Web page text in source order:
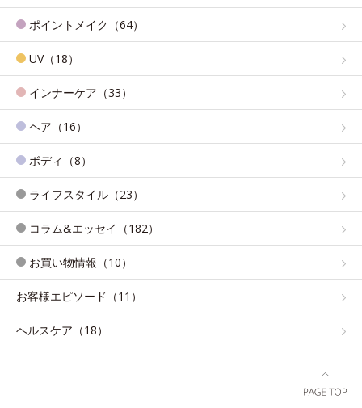
ポイントメイク（64）
UV（18）
インナーケア（33）
ヘア（16）
ボディ（8）
ライフスタイル（23）
コラム&エッセイ（182）
お買い物情報（10）
お客様エピソード（11）
ヘルスケア（18）